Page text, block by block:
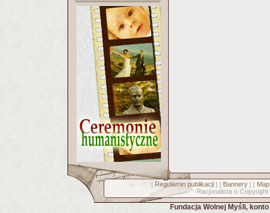
[ Regulamin publikacji] [ Bannery] [
Racjonalista © Copyright
Fundacja Wolnej Myśli,